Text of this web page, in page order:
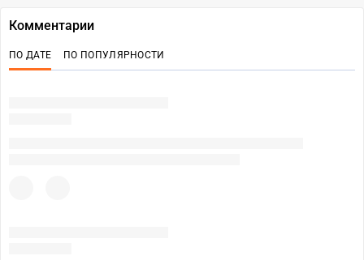
Комментарии
ПО ДАТЕ ПО ПОПУЛЯРНОСТИ